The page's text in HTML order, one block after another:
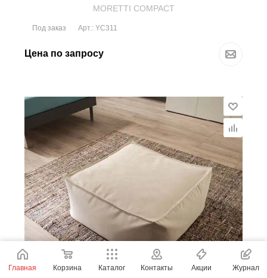
MORETTI COMPACT
Под заказ Арт.: YC311
Цена по запросу
Главная Корзина Каталог Контакты Акции Журнал